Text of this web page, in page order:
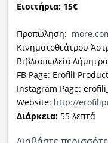
Εισιτήρια: 15€
Προπώληση:
Κινηματοθεάτρου
Βιβλιοπωλείο
FB Page: Erofili
Instagram Page:
Website: http://
Διάρκεια:55 λεπτά